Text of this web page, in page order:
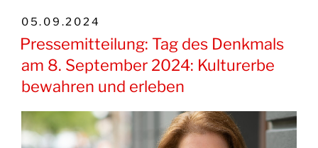
VERÖFFENTLICHT
AM
05.09.2024
Pressemitteilung: Tag des Denkmals
am 8. September 2024: Kulturerbe
bewahren und erleben